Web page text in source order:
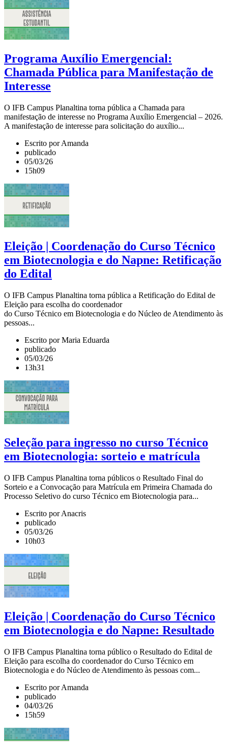
Programa Auxílio Emergencial:
Chamada Pública para Manifestação de
Interesse
O IFB Campus Planaltina torna pública a Chamada para
manifestação de interesse no Programa Auxílio Emergencial – 2026.
A manifestação de interesse para solicitação do auxílio...
Escrito por Amanda
publicado
05/03/26
15h09
Eleição | Coordenação do Curso Técnico
em Biotecnologia e do Napne: Retificação
do Edital
O IFB Campus Planaltina torna pública a Retificação do Edital de
Eleição para escolha do coordenador
do Curso Técnico em Biotecnologia e do Núcleo de Atendimento às
pessoas...
Escrito por Maria Eduarda
publicado
05/03/26
13h31
Seleção para ingresso no curso Técnico
em Biotecnologia: sorteio e matrícula
O IFB Campus Planaltina torna públicos o Resultado Final do
Sorteio e a Convocação para Matrícula em Primeira Chamada do
Processo Seletivo do curso Técnico em Biotecnologia para...
Escrito por Anacris
publicado
05/03/26
10h03
Eleição | Coordenação do Curso Técnico
em Biotecnologia e do Napne: Resultado
O IFB Campus Planaltina torna público o Resultado do Edital de
Eleição para escolha do coordenador do Curso Técnico em
Biotecnologia e do Núcleo de Atendimento às pessoas com...
Escrito por Amanda
publicado
04/03/26
15h59